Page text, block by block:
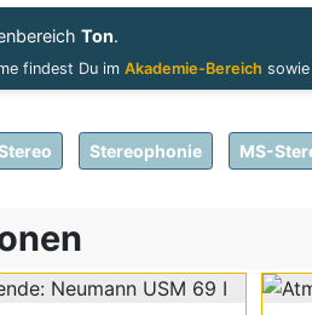
Ton.
findest Du imAkademie-Bereich
Stereophonie MS-